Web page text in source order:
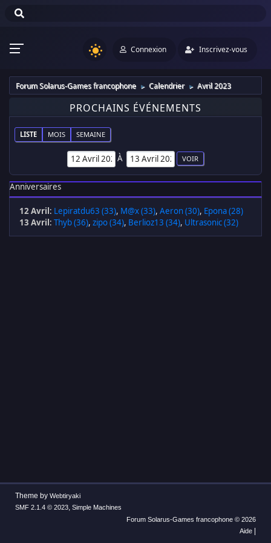
Connexion Inscrivez-vous
Forum Solarus-Games francophone ► Calendrier ► Avril 2023
PROCHAINS ÉVÉNEMENTS
LISTE MOIS SEMAINE
À
Anniversaires
12 Avril: Lepiratdu63 (33), M@x (33), Aeron (30), Epona (28)
13 Avril: Thyb (36), zipo (34), Berlioz13 (34), Ultrasonic (32)
Theme by Webtiryaki
SMF 2.1.4 © 2023, Simple Machines
Forum Solarus-Games francophone © 2026
Aide